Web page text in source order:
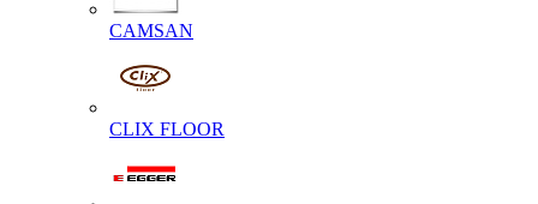
CAMSAN
CLIX FLOOR